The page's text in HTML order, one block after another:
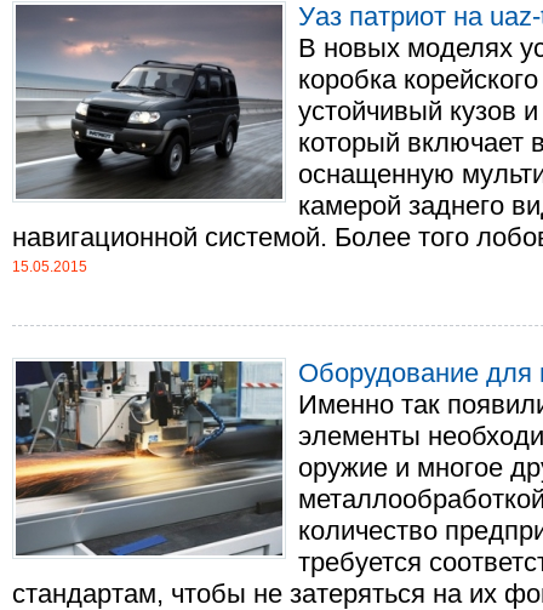
Уаз патриот на
В новых моделях
коробка
устойчивый кузов
который включает
оснащенную
камерой заднего
навигационной системой. Более того
15.05.2015
Оборудование для
Именно так
элементы
оружие и многое
количество
требуется
стандартам, чтобы не затеряться на их